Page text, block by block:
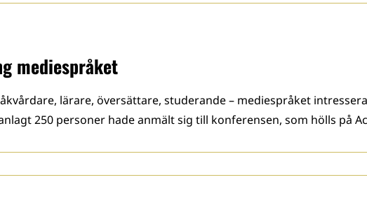
mediespråket
lärare, översättare, studerande – mediespråket
250 personer hade anmält sig till konferensen, som hölls på